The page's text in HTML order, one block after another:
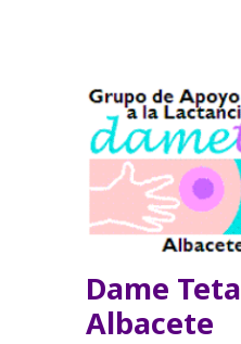
Dame Teta
Albacete